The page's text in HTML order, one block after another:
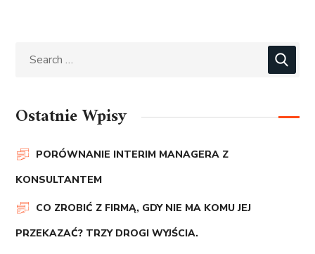
Ostatnie Wpisy
PORÓWNANIE INTERIM MANAGERA Z
KONSULTANTEM
CO ZROBIĆ Z FIRMĄ, GDY NIE MA KOMU JEJ
PRZEKAZAĆ? TRZY DROGI WYJŚCIA.